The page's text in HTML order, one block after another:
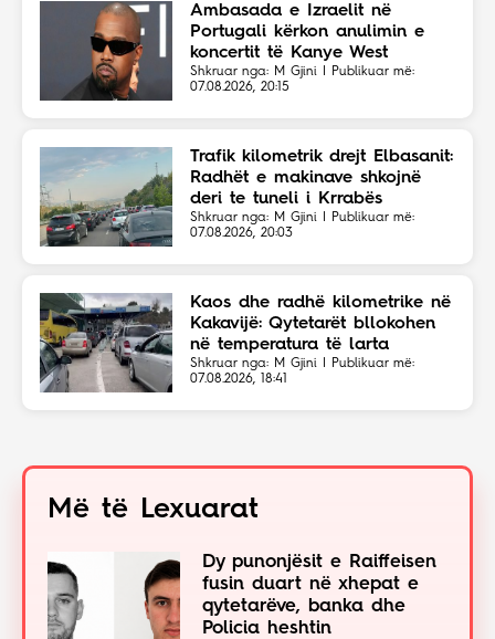
Ambasada e Izraelit në
Portugali kërkon anulimin e
koncertit të Kanye West
Shkruar nga: M Gjini | Publikuar më:
07.08.2026, 20:15
Trafik kilometrik drejt Elbasanit:
Radhët e makinave shkojnë
deri te tuneli i Krrabës
Shkruar nga: M Gjini | Publikuar më:
07.08.2026, 20:03
Kaos dhe radhë kilometrike në
Kakavijë: Qytetarët bllokohen
në temperatura të larta
Shkruar nga: M Gjini | Publikuar më:
07.08.2026, 18:41
Më të Lexuarat
Dy punonjësit e Raiffeisen
fusin duart në xhepat e
qytetarëve, banka dhe
Policia heshtin